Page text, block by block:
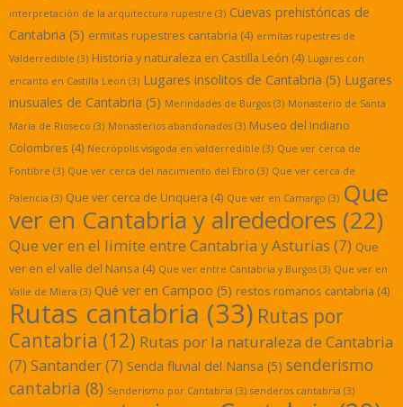
interpretación de la arquitectura rupestre (3) Cuevas prehistóricas de
Cantabria (5) ermitas rupestres cantabria (4) ermitas rupestres de
Valderredible (3) Historia y naturaleza en Castilla León (4) Lugares con
encanto en Castilla Leon (3) Lugares insolitos de Cantabria (5) Lugares
inusuales de Cantabria (5) Merindades de Burgos (3) Monasterio de Santa
Maria de Rioseco (3) Monasterios abandonados (3) Museo del Indiano
Colombres (4) Necrópolis visigoda en valderredible (3) Que ver cerca de
Fontibre (3) Que ver cerca del nacimiento del Ebro (3) Que ver cerca de
Palencia (3) Que ver cerca de Unquera (4) Que ver en Camargo (3) Que
ver en Cantabria y alrededores (22)
Que ver en el limite entre Cantabria y Asturias (7) Que
ver en el valle del Nansa (4) Que ver entre Cantabria y Burgos (3) Que ver en
Valle de Miera (3) Qué ver en Campoo (5) restos romanos cantabria (4)
Rutas cantabria (33) Rutas por
Cantabria (12) Rutas por la naturaleza de Cantabria
(7) Santander(7) Senda fluvial del Nansa (5) senderismo
cantabria (8) Senderismo por Cantabria (3) senderos cantabria (3)